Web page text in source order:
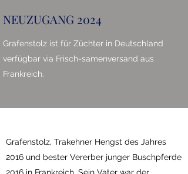
NEUZUGANG 2024
Grafenstolz ist für Züchter in Deutschland
verfügbar via Frisch-samenversand aus
Frankreich.
Grafenstolz, Trakehner Hengst des Jahres
2016 und bester Vererber junger Buschpferde